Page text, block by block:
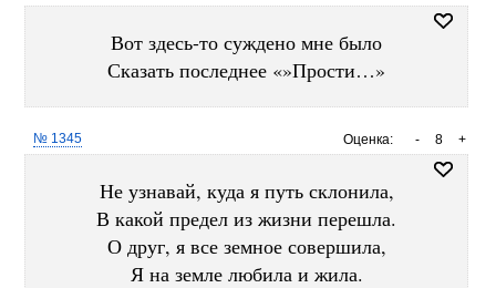
Вот здесь-то суждено мне было
Сказать последнее «»Прости…»
Оценка: +
8
-
№ 1345
Не узнавай, куда я путь склонила,
В какой предел из жизни перешла.
О друг, я все земное совершила,
Я на земле любила и жила.